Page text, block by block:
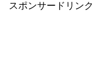
スポンサードリンク